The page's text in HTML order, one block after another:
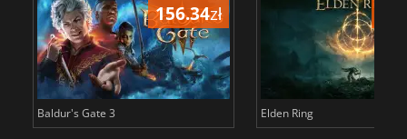
156.34zł
Baldur's Gate 3 Elden Ring